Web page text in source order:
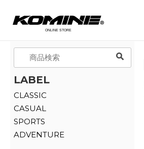
LABEL
CLASSIC
CASUAL
SPORTS
ADVENTURE